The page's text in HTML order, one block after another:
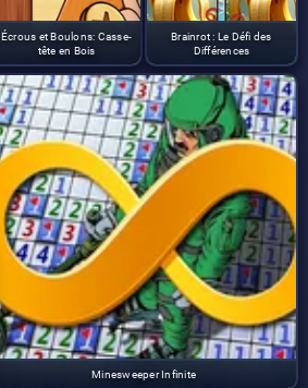
Écrous et Boulons: Casse-
tête en Bois
Brainrot : Le Défi des
Différences
Minesweeper Infinite